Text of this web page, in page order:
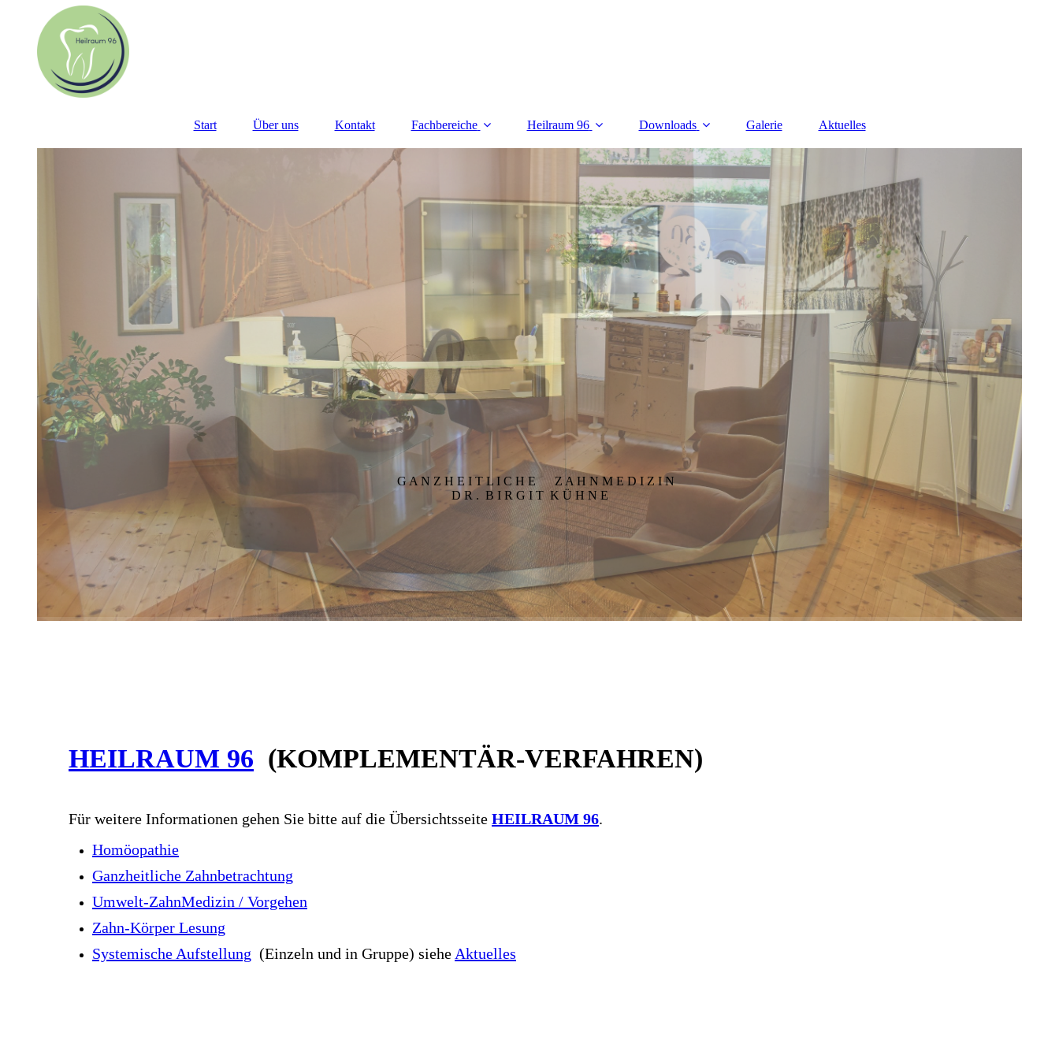
Start Über uns Kontakt Fachbereiche Heilraum 96 Downloads Galerie Aktuelles
G A N Z H E I T L I C H E Z A H N M E D I Z I N
D R . B I R G I T K Ü H N E
HEILRAUM 96 (KOMPLEMENTÄR-VERFAHREN)
Für weitere Informationen gehen Sie bitte auf die Übersichtsseite HEILRAUM 96.
Homöopathie
Ganzheitliche Zahnbetrachtung
Umwelt-ZahnMedizin / Vorgehen
Zahn-Körper Lesung
Systemische Aufstellung (Einzeln und in Gruppe) siehe Aktuelles